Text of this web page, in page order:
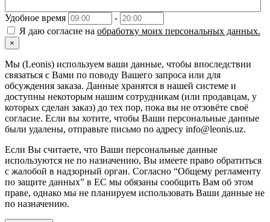
Удобное время
-
Я даю согласие на обработку моих персональных данных.
×
Мы (Leonis) используем ваши данные, чтобы впоследствии
связаться с Вами по поводу Вашего запроса или для
обсуждения заказа. Данные хранятся в нашей системе и
доступны некоторым нашим сотрудникам (или продавцам, у
которых сделан заказ) до тех пор, пока вы не отзовёте своё
согласие. Если вы хотите, чтобы Ваши персональные данные
были удалены, отправьте письмо по адресу info@leonis.uz.
Если Вы считаете, что Ваши персональные данные
используются не по назначению, Вы имеете право обратиться
с жалобой в надзорный орган. Согласно “Общему регламенту
по защите данных” в ЕС мы обязаны сообщить Вам об этом
праве, однако мы не планируем использовать Ваши данные не
по назначению.